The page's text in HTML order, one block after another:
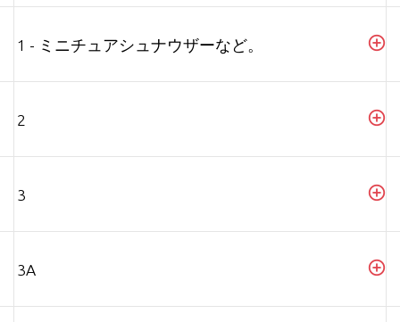
1 - ミニチュアシュナウザーなど。
2
3
3A